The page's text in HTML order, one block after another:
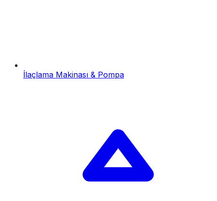
İlaçlama Makinası & Pompa